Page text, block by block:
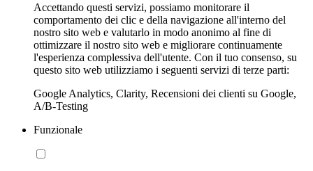
Accettando questi servizi, possiamo monitorare il
comportamento dei clic e della navigazione all'interno del
nostro sito web e valutarlo in modo anonimo al fine di
ottimizzare il nostro sito web e migliorare continuamente
l'esperienza complessiva dell'utente. Con il tuo consenso, su
questo sito web utilizziamo i seguenti servizi di terze parti:
Google Analytics, Clarity, Recensioni dei clienti su Google,
A/B-Testing
Funzionale